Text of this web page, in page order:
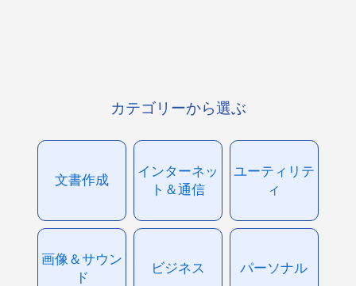
カテゴリーから選ぶ
文書作成
インターネッ
ト＆通信
ユーティリテ
ィ
画像＆サウン
ド
ビジネス パーソナル